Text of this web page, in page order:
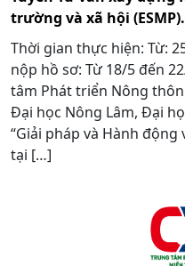
trường và xã hội (ESMP).
Thời gian thực hiện: Từ:
nộp hồ sơ: Từ 18/5 đến
tâm Phát triển Nông
Đại học Nông Lâm, Đại
“Giải pháp và Hành động
tại […]